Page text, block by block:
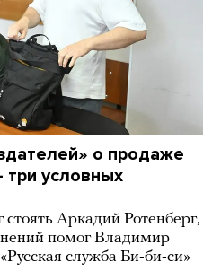
о продаже
условных
Аркадий Ротенберг,
помог Владимир
служба Би-би-си»